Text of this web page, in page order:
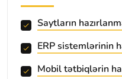
Saytların
ERP sistemlərinin
Mobil tətbiqlərin